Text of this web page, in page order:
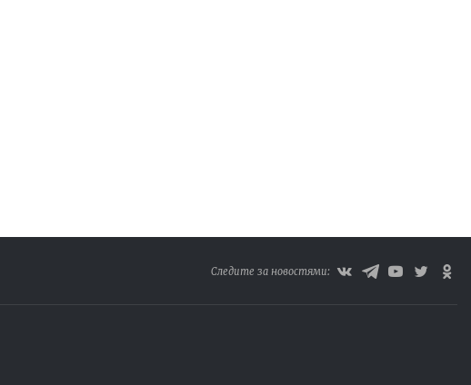
Следите за новостями: